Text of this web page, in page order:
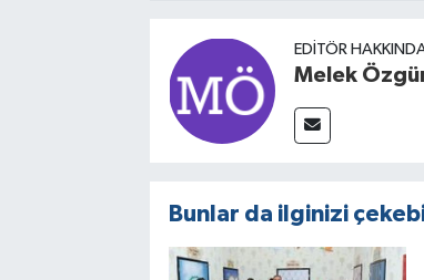
EDITÖR
Melek
Bunlar da ilginizi